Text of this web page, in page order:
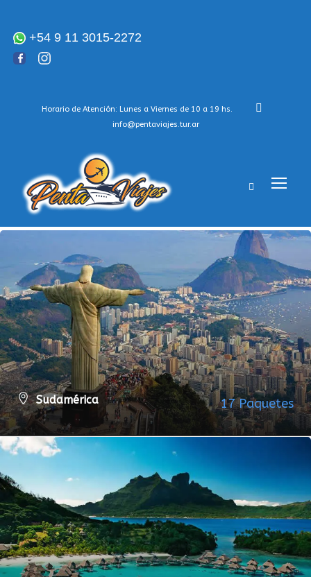
+54 9 11 3015-2272
Horario de Atención: Lunes a Viernes de 10 a 19 hs.
info@pentaviajes.tur.ar
Sudamérica 17 Paquetes
VER TODOS LOS PAQUETES